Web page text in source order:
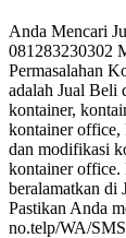
Anda Mencari
081283230302
Permasalahan
adalah Jual Beli
kontainer,
kontainer office,
dan modifikasi
kontainer office.
beralamatkan di
Pastikan Anda
no.telp/WA/